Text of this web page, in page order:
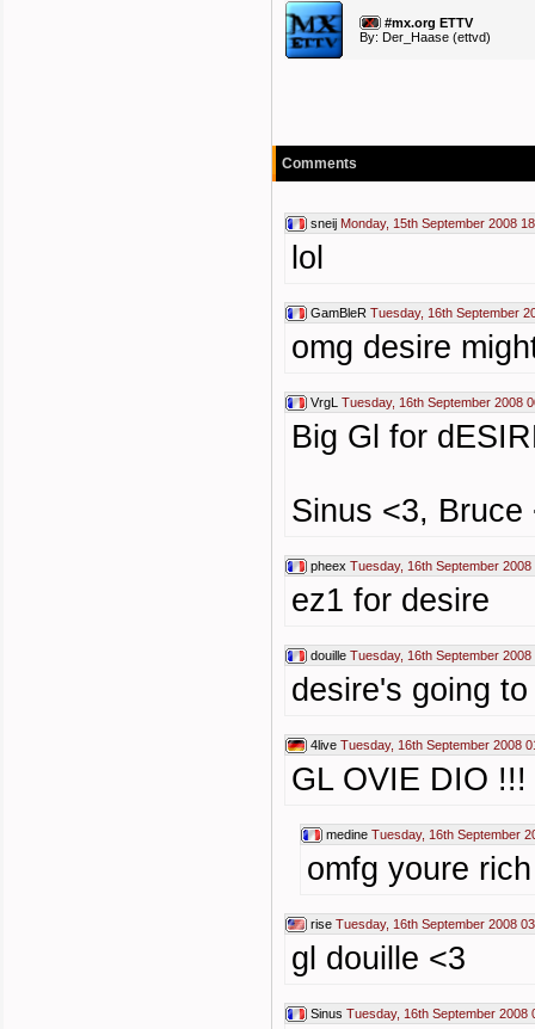
#mx.org ETTV
By: Der_Haase (ettvd)
Comments
sneij Monday, 15th September 2008
lol
GamBleR Tuesday, 16th September
omg desire
VrgL Tuesday, 16th September 2008
Big Gl for
Sinus <3, Bruce
pheex Tuesday, 16th September 2008
ez1 for desire
douille Tuesday, 16th September 2008
desire's going
4live Tuesday, 16th September 2008
GL OVIE DIO !!!
medine Tuesday, 16th September
omfg youre rich
rise Tuesday, 16th September 2008
gl douille <3
Sinus Tuesday, 16th September 2008